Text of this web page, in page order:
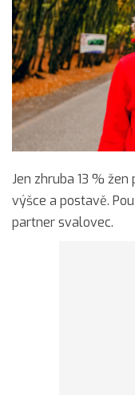
Jen zhruba 13 %
výšce a postavě.
partner svalovec.